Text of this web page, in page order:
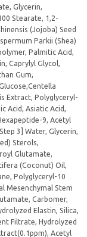
Glycerin,
Stearate, 1,2-
(Jojoba) Seed
Parkii (Shea)
Palmitic Acid,
Caprylyl Glycol,
Gum,
Extract, Polyglyceryl-
Acid, Asiatic Acid,
9, Acetyl
3] Water, Glycerin,
Sterols,
Glutamate,
(Coconut) Oil,
Polyglyceryl-10
Mesenchymal Stem
Carbomer,
Elastin, Silica,
Filtrate, Hydrolyzed
Acetyl